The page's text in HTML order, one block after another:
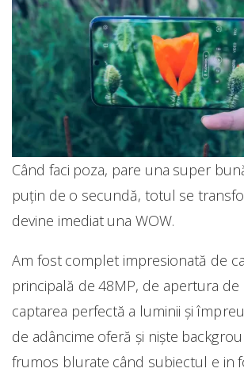
Când faci poza, pare una super
puțin de o secundă, totul se
devine imediat una WOW.
Am fost complet impresionată de
principală de 48MP, de apertura de
captarea perfectă a luminii și
de adâncime oferă și niște
frumos blurate când subiectul e in